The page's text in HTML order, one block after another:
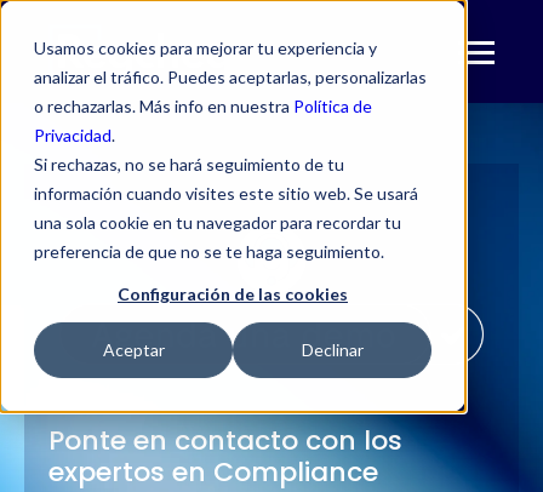
Usamos cookies para mejorar tu experiencia y
analizar el tráfico. Puedes aceptarlas, personalizarlas
o rechazarlas. Más info en nuestra Política de
Privacidad.
Si rechazas, no se hará seguimiento de tu
información cuando visites este sitio web. Se usará
una sola cookie en tu navegador para recordar tu
preferencia de que no se te haga seguimiento.
Configuración de las cookies
Aceptar Declinar
Ponte en contacto con los
expertos en Compliance